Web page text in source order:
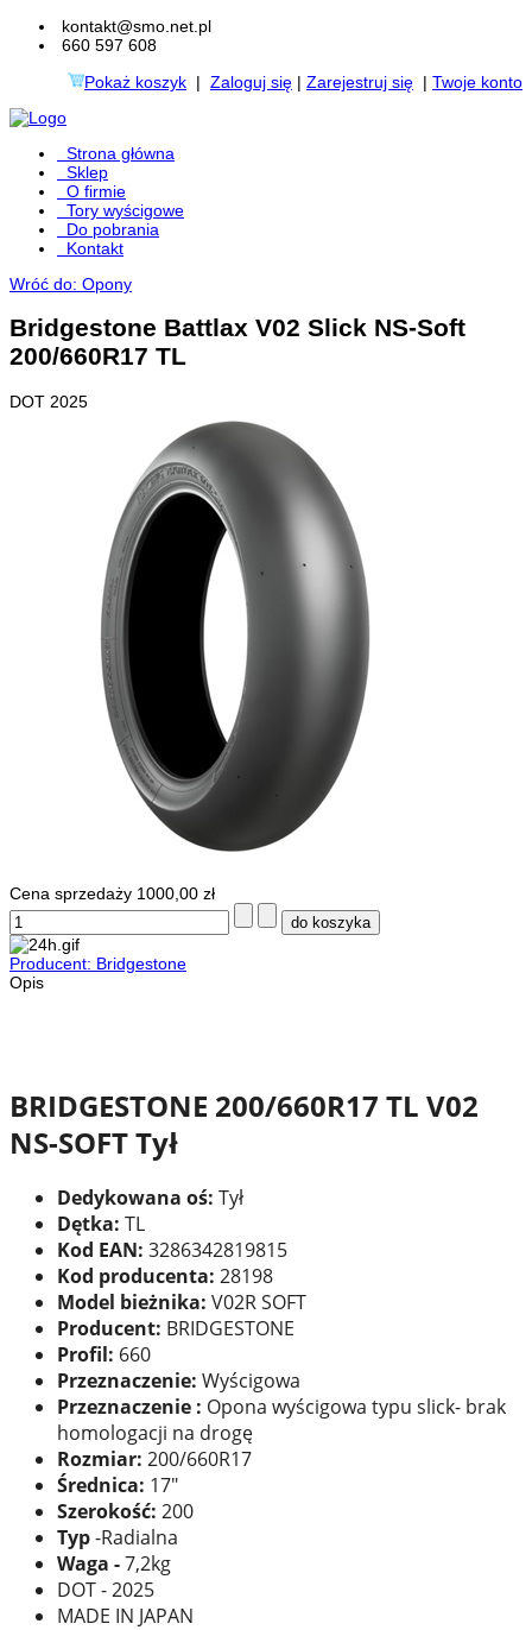
kontakt@smo.net.pl
660 597 608
Pokaż koszyk | Zaloguj się | Zarejestruj się | Twoje konto
Strona główna
Sklep
O firmie
Tory wyścigowe
Do pobrania
Kontakt
Wróć do: Opony
Bridgestone Battlax V02 Slick NS-Soft
200/660R17 TL
DOT 2025
Cena sprzedaży 1000,00 zł
Producent: Bridgestone
Opis
BRIDGESTONE 200/660R17 TL V02
NS-SOFT Tył
Dedykowana oś: Tył
Dętka: TL
Kod EAN: 3286342819815
Kod producenta: 28198
Model bieżnika: V02R SOFT
Producent: BRIDGESTONE
Profil: 660
Przeznaczenie: Wyścigowa
Przeznaczenie : Opona wyścigowa typu slick- brak
homologacji na drogę
Rozmiar: 200/660R17
Średnica: 17"
Szerokość: 200
Typ-Radialna
Waga -7,2kg
DOT - 2025
MADE IN JAPAN